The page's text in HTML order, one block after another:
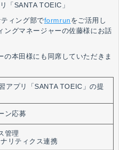
「SANTA TOEIC」
ィング部でformrunをご活用し
ングマネージャーの佐藤様にお話
の本田様にも同席していただきま
アプリ「SANTA TOEIC」の提
ン応募
管理
リティクス連携